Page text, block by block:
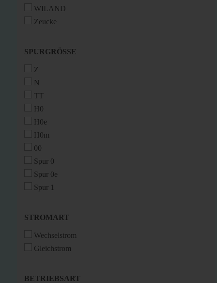
WILAND
Zeucke
SPURGRÖSSE
SPURGRÖSSE
Z
N
TT
H0
H0e
H0m
00
Spur 0
Spur 0e
Spur 1
STROMART
STROMART
Wechselstrom
Gleichstrom
BETRIEBSART
BETRIEBSART